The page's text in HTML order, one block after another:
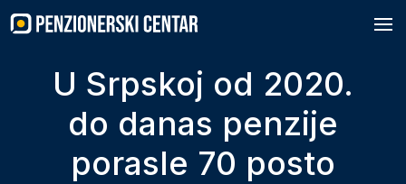
to
content
U Srpskoj od 2020.
do danas penzije
porasle 70 posto